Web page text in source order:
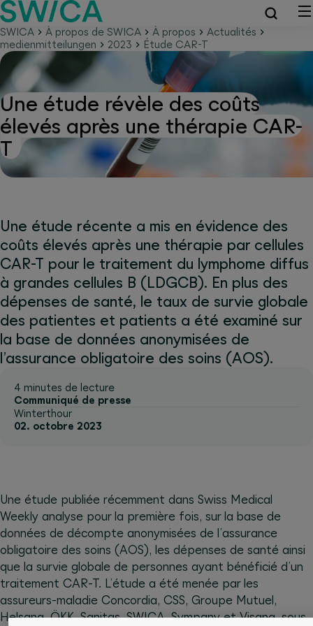
SWICA À propos de SWICA À propos
Actualités
medienmitteilungen
2023 Étude CAR-T
Une étude révèle des coûts
élevés après une thérapie CAR-
T
Une étude récente a mis en évidence des
coûts élevés après une thérapie par cellules
CAR-T pour le traitement du lymphome diffus
à grandes cellules B (LDGCB). En plus des
dépenses de santé, le taux de survie globale
des patientes et patients a été examiné sur
la base de données anonymisées de
l’assurance obligatoire des soins (AOS).
4 minutes de lecture
Communiqué de presse
Winterthour
02. octobre 2023
Une étude publiée récemment dans Swiss Medical
Weekly analyse pour la première fois, sur la base de
données de décompte anonymisées de l’assurance
obligatoire des soins (AOS), les dépenses de santé ainsi
que la survie globale de personnes ayant bénéficié d’un
traitement CAR-T. L’étude a été menée par les
assureurs-maladie Concordia, CSS, Groupe Mutuel,
Helsana, ÖKK, Sanitas, SWICA, Sympany et Visana, sous